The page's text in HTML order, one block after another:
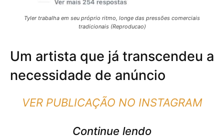
Tyler trabalha em seu próprio ritmo, longe das pressões comerciais
tradicionais (Reproducao)
Um artista que já transcendeu a
necessidade de anúncio
VER PUBLICAÇÃO NO INSTAGRAM
Continue lendo